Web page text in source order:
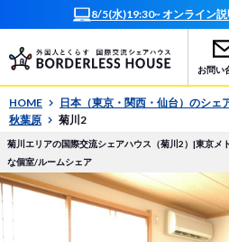
オンラインで簡単相談！お部屋
お問い
HOME 日本（東京・関西・仙台）のシェ
秋葉原
菊川2
菊川エリアの国際交流シェアハウス（菊川2）|東京メ
な個室/ルームシェア